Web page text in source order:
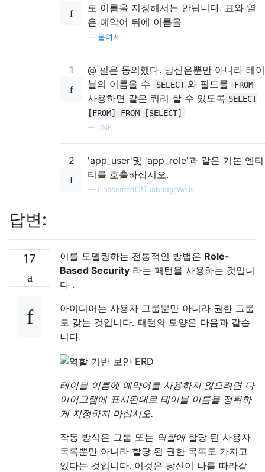
로 이름을 지정해서는 안됩니다. 표와 열
은 예약어 뒤에 이름을
붙여서
1
@ 필은 동의했다. 당신은뿐만 아니라 테이
블의 이름을 수
SELECT 와 필드를 FROM
사용하면 같은 쿼리 할 수 있도록 SELECT
[FROM] FROM [SELECT]
— JNK
2
'app_user'및 'app_role'과 같은 기본 엔티
티를 호출하십시오.
— ConcernedOfTunbridgeWells
답변:
17 이를 모델링하는 전통적인 방법은 Role-
Based Security 라는 패턴을 사용하는 것입니
다 .
아이디어는 사용자 그룹뿐만 아니라 권한 그룹
도 갖는 것입니다. 패턴의 모양은 다음과 같습
니다.
테이블 이름에 예약어를 사용하지 않으려면 다
이어그램에 표시된대로 테이블 이름을 정확하
게 지정하지 마십시오.
작동 방식은 그룹 또는 역할에할당 된 사용자
목록뿐만 아니라 할당 된 권한 목록도 가지고
있다는 것입니다. 이것은 당신이 나를 따라갈